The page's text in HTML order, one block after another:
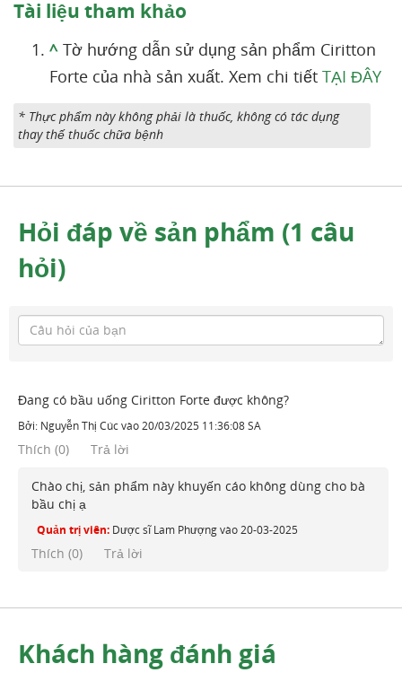
Tài liệu tham khảo
^ Tờ hướng dẫn sử dụng sản phẩm Ciritton
Forte của nhà sản xuất. Xem chi tiết TẠI ĐÂY
* Thực phẩm này không phải là thuốc, không có tác dụng
thay thế thuốc chữa bệnh
Hỏi đáp về sản phẩm (1 câu
hỏi)
Đang có bầu uống Ciritton Forte được không?
Bởi: Nguyễn Thị Cúcvào20/03/2025 11:36:08 SA
Thích (0) Trả lời
Chào chị, sản phẩm này khuyến cáo không dùng cho bà
bầu chị ạ
Quản trị viên: Dược sĩ Lam Phượngvào20-03-2025
Thích (0) Trả lời
Khách hàng đánh giá